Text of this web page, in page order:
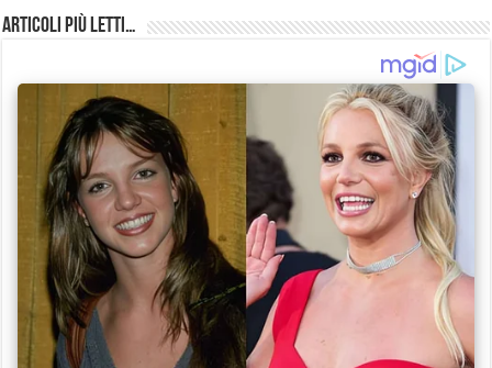
Articoli più Letti…